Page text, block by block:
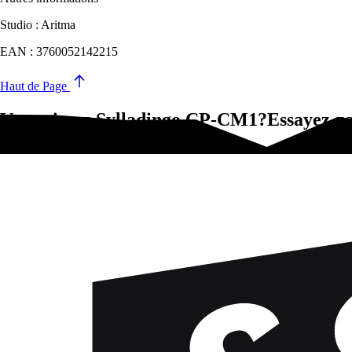
Studio : Aritma
EAN : 3760052142215
Haut de Page
Vous aimez Sylladingo CP-CM1?Essayez-